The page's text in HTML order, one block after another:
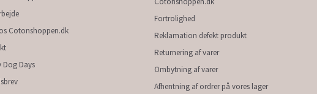
Cotonshoppen.dk
Dog Days
Fortrolighed
Reklamation defekt produkt
Returnering af varer
Ombytning af varer
Afhentning af ordrer på vores lager